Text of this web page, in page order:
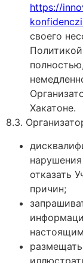
https://
своего
Хакатоне.
8.3.
отказать
причин;